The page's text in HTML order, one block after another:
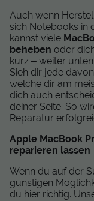
Auch wenn
sich Notebooks in
kannst viele
beheben oder
kurz – weiter
Sieh dir jede
welche dir am
dich auch
deiner Seite. So
Reparatur
Apple MacBook
reparieren lassen
Wenn du auf der
günstigen
du hier richtig.